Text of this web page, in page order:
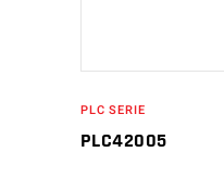
PLC SERIE
PLC42005